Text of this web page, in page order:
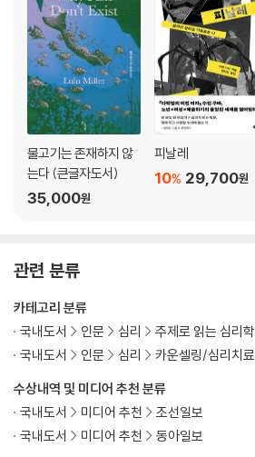
물고기는 존재하지 않
는다 (큰글자도서)
35,000원
피날레
29,700원
10%
관련 분류
수상내역 및 미디어 추천 분류
국내도서
미디어 추천
조선일보
국내도서
미디어 추천 동아일보
카테고리 분류
국내도서
인문 심리 주제로 읽는 심리학
국내도서
인문 심리 카운셀링/심리치료